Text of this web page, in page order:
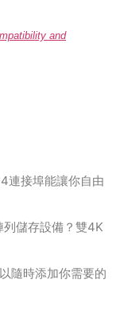
and
連接埠能讓你自由
儲存設備？雙4K
隨時添加你需要的